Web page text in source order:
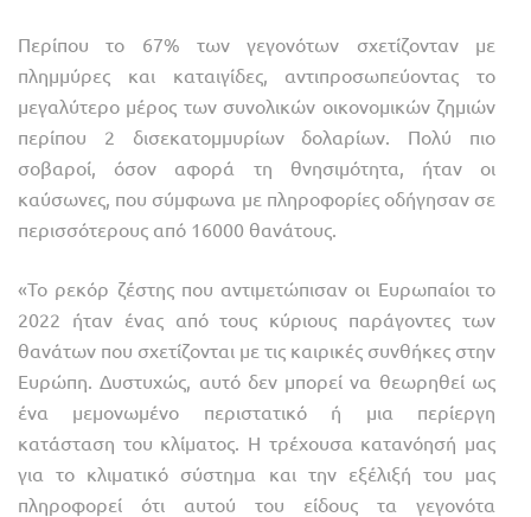
Περίπου το 67% των γεγονότων σχετίζονταν με
πλημμύρες και καταιγίδες, αντιπροσωπεύοντας το
μεγαλύτερο μέρος των συνολικών οικονομικών ζημιών
περίπου 2 δισεκατομμυρίων δολαρίων. Πολύ πιο
σοβαροί, όσον αφορά τη θνησιμότητα, ήταν οι
καύσωνες, που σύμφωνα με πληροφορίες οδήγησαν σε
περισσότερους από 16000 θανάτους.
«Το ρεκόρ ζέστης που αντιμετώπισαν οι Ευρωπαίοι το
2022 ήταν ένας από τους κύριους παράγοντες των
θανάτων που σχετίζονται με τις καιρικές συνθήκες στην
Ευρώπη. Δυστυχώς, αυτό δεν μπορεί να θεωρηθεί ως
ένα μεμονωμένο περιστατικό ή μια περίεργη
κατάσταση του κλίματος. Η τρέχουσα κατανόησή μας
για το κλιματικό σύστημα και την εξέλιξή του μας
πληροφορεί ότι αυτού του είδους τα γεγονότα